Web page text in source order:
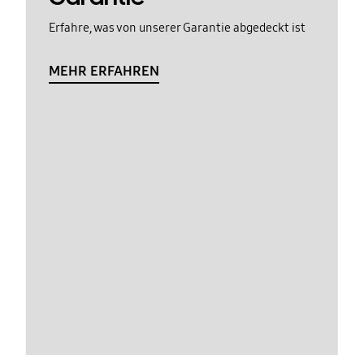
Erfahre, was von unserer Garantie abgedeckt ist
MEHR ERFAHREN